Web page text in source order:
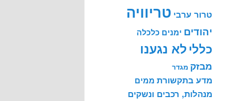
טרור ערבי טריוויה
יהודים ימנים כלכלה
כללי לא נגענו
מבזק מגדר
מדע בתקשורת ממים
מנהלות, רכבים ונשקים